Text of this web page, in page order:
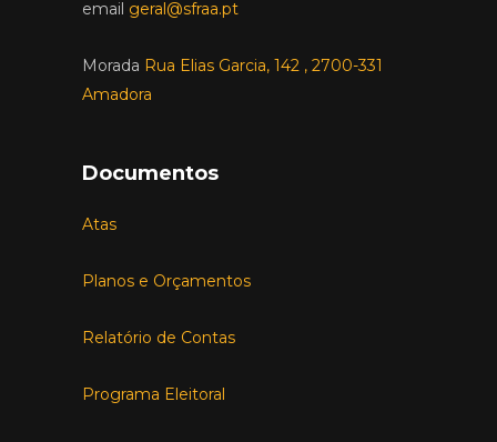
email geral@sfraa.pt
Morada Rua Elias Garcia, 142 , 2700-331
Amadora
Documentos
Atas
Planos e Orçamentos
Relatório de Contas
Programa Eleitoral